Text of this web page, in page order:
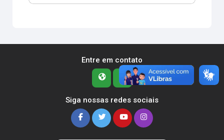
Entre em contato
Siga nossas redes sociais